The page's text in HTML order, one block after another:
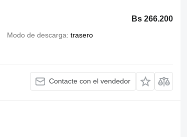
Bs 266.200
Modo de descarga trasero
Contacte con el vendedor